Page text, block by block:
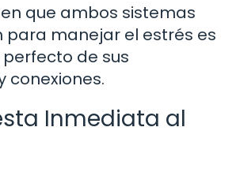
que ambos sistemas
para manejar el estrés es
de sus
conexiones.
Inmediata al